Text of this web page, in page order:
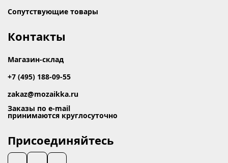
Сопутствующие товары
Контакты
Магазин-склад
+7 (495) 188-09-55
zakaz@mozaikka.ru
Заказы по e-mail
принимаются круглосуточно
Присоединяйтесь